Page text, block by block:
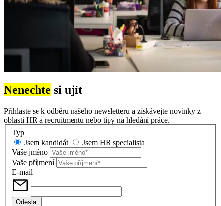
Nenechte si ujít
Přihlaste se k odběru našeho newsletteru a získávejte novinky z
oblasti HR a recruitmentu nebo tipy na hledání práce.
Typ
Jsem kandidát
Jsem HR specialista
Vaše jméno
Vaše příjmení
E-mail